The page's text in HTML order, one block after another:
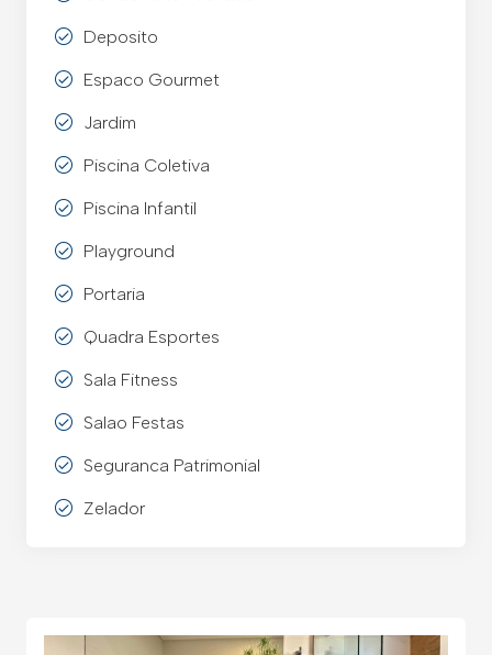
Deposito
Espaco Gourmet
Jardim
Piscina Coletiva
Piscina Infantil
Playground
Portaria
Quadra Esportes
Sala Fitness
Salao Festas
Seguranca Patrimonial
Zelador